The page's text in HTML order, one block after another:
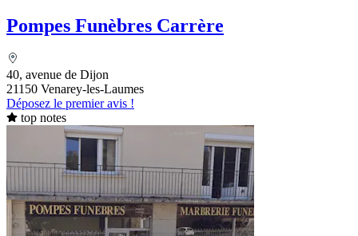
Pompes Funèbres Carrère
40, avenue de Dijon
21150 Venarey-les-Laumes
Déposez le premier avis !
top notes